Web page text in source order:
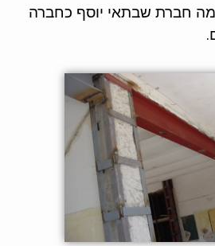
חברת שבתאי יוסף כחברה